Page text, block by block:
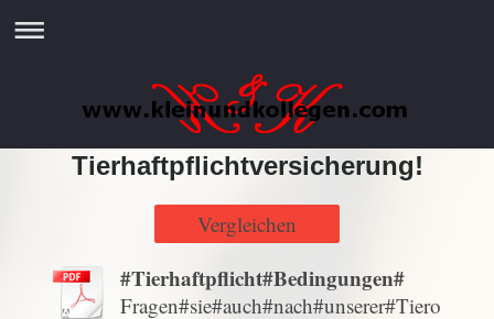
Tierhaftpflichtversicherung!
Vergleichen
#Tierhaftpflicht#Bedingungen#
Fragen#sie#auch#nach#unserer#Tiero